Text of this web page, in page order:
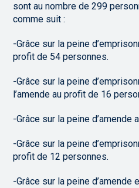
sont au nombre de 299
comme suit :
-Grâce sur la peine
profit de 54 personnes.
-Grâce sur la peine
l’amende au profit de 16
-Grâce sur la peine
-Grâce sur la peine
profit de 12 personnes.
-Grâce sur la peine d’amende